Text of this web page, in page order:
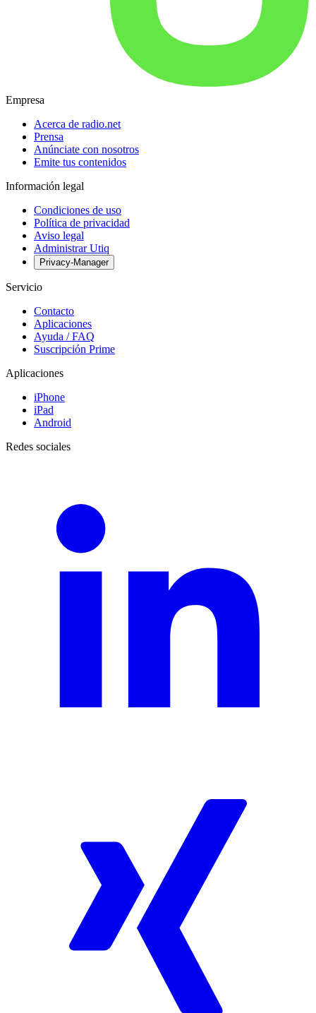
Empresa
Acerca de radio.net
Prensa
Anúnciate con nosotros
Emite tus contenidos
Información legal
Condiciones de uso
Política de privacidad
Aviso legal
Administrar Utiq
Privacy-Manager
Servicio
Contacto
Aplicaciones
Ayuda / FAQ
Suscripción Prime
Aplicaciones
iPhone
iPad
Android
Redes sociales